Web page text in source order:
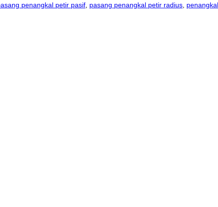
penangkal petir pasif pasang penangkal petir radius